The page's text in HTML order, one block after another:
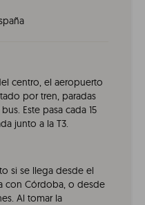
centro, el aeropuerto
por tren, paradas
Este pasa cada 15
junto a la T3.
si se llega desde el
con Córdoba, o desde
Al tomar la